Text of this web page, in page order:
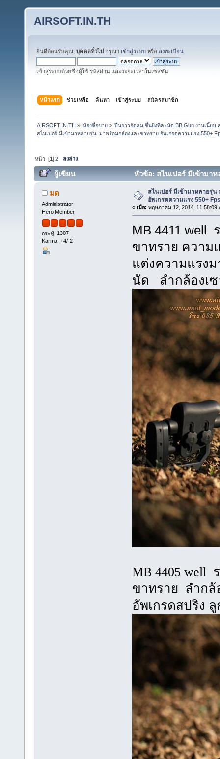
AIRSOFT.IN.TH
ยินดีต้อนรับคุณ, บุคคลทั่วไป กรุณา เข้าสู่ระบบ หรือ ลงทะเบียน
เข้าสู่ระบบด้วยชื่อผู้ใช้ รหัสผ่าน และระยะเวลาในเซสชั่น
หน้าแรก ช่วยเหลือ ค้นหา เข้าสู่ระบบ สมัครสมาชิก
AIRSOFT.IN.TH » ห้องซื้อขาย» ปืนยาวอัดลม ขึ้นยิงทีละนัด BB Gun งานเนี๊ยบ
สไนเปอร์ มีเข้ามาหลายรุ่น  มาพร้อมกล้องและขาทราย อัพเกรดความแรง 550+
หน้า: [1]2 ลงล่าง
ผู้เขียน
หัวข้อ: สไนเปอร์ มีเข้ามา
(อ่าน 163532 ครั้ง)
มด
Administrator
Hero Member
กระทู้: 1307
Karma: +4/-2
สไนเปอร์ มีเข้ามาหลายรุ่
อัพเกรดความแรง 550+
« เมื่อ: พฤษภาคม 12, 2014, 11:58:09
MB 4411 well
ขาทราย ความ
แต่งความแรง
นัด ลำกล้องเซ
MB 4405 well
ขาทราย ลำกล้
อัพเกรดสปริง